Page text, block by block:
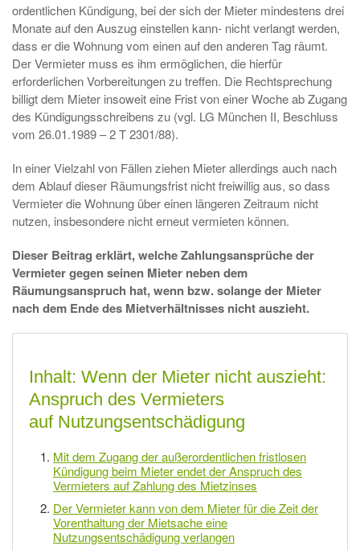
ordentlichen Kündigung, bei der sich der Mieter mindestens drei
Monate auf den Auszug einstellen kann- nicht verlangt werden,
dass er die Wohnung vom einen auf den anderen Tag räumt.
Der Vermieter muss es ihm ermöglichen, die hierfür
erforderlichen Vorbereitungen zu treffen. Die Rechtsprechung
billigt dem Mieter insoweit eine Frist von einer Woche ab Zugang
des Kündigungsschreibens zu (vgl. LG München II, Beschluss
vom 26.01.1989 – 2 T 2301/88).
In einer Vielzahl von Fällen ziehen Mieter allerdings auch nach
dem Ablauf dieser Räumungsfrist nicht freiwillig aus, so dass
Vermieter die Wohnung über einen längeren Zeitraum nicht
nutzen, insbesondere nicht erneut vermieten können.
Dieser Beitrag erklärt, welche Zahlungsansprüche der
Vermieter gegen seinen Mieter neben dem
Räumungsanspruch hat, wenn bzw. solange der Mieter
nach dem Ende des Mietverhältnisses nicht auszieht.
Inhalt: Wenn der Mieter nicht auszieht:
Anspruch des Vermieters
auf Nutzungsentschädigung
Mit dem Zugang der außerordentlichen fristlosen
Kündigung beim Mieter endet der Anspruch des
Vermieters auf Zahlung des Mietzinses
Der Vermieter kann von dem Mieter für die Zeit der
Vorenthaltung der Mietsache eine
Nutzungsentschädigung verlangen